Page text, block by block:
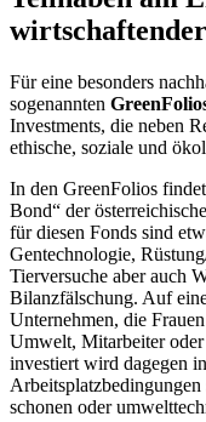
Für eine besonders
sogenannten
Investments, die neben
ethische, soziale und
In den GreenFolios
Bond“ der
für diesen Fonds sind
Gentechnologie,
Tierversuche aber auch
Bilanzfälschung. Auf
Unternehmen, die
Umwelt, Mitarbeiter oder
investiert wird dagegen
schonen oder